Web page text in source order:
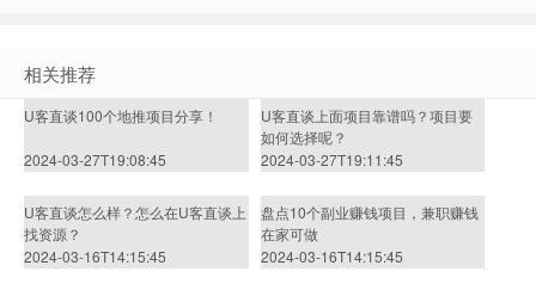
相关推荐
U客直谈100个地推项目分享！
2024-03-27T19:08:45
U客直谈上面项目靠谱吗？项目要
如何选择呢？
2024-03-27T19:11:45
U客直谈怎么样？怎么在U客直谈上
找资源？
2024-03-16T14:15:45
盘点10个副业赚钱项目，兼职赚钱
在家可做
2024-03-16T14:15:45